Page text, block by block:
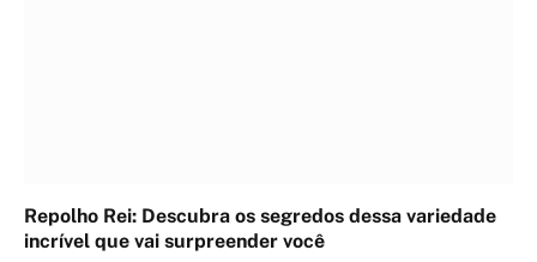
Repolho Rei: Descubra os segredos dessa variedade
incrível que vai surpreender você